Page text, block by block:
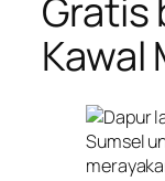
Gratis
Kawal